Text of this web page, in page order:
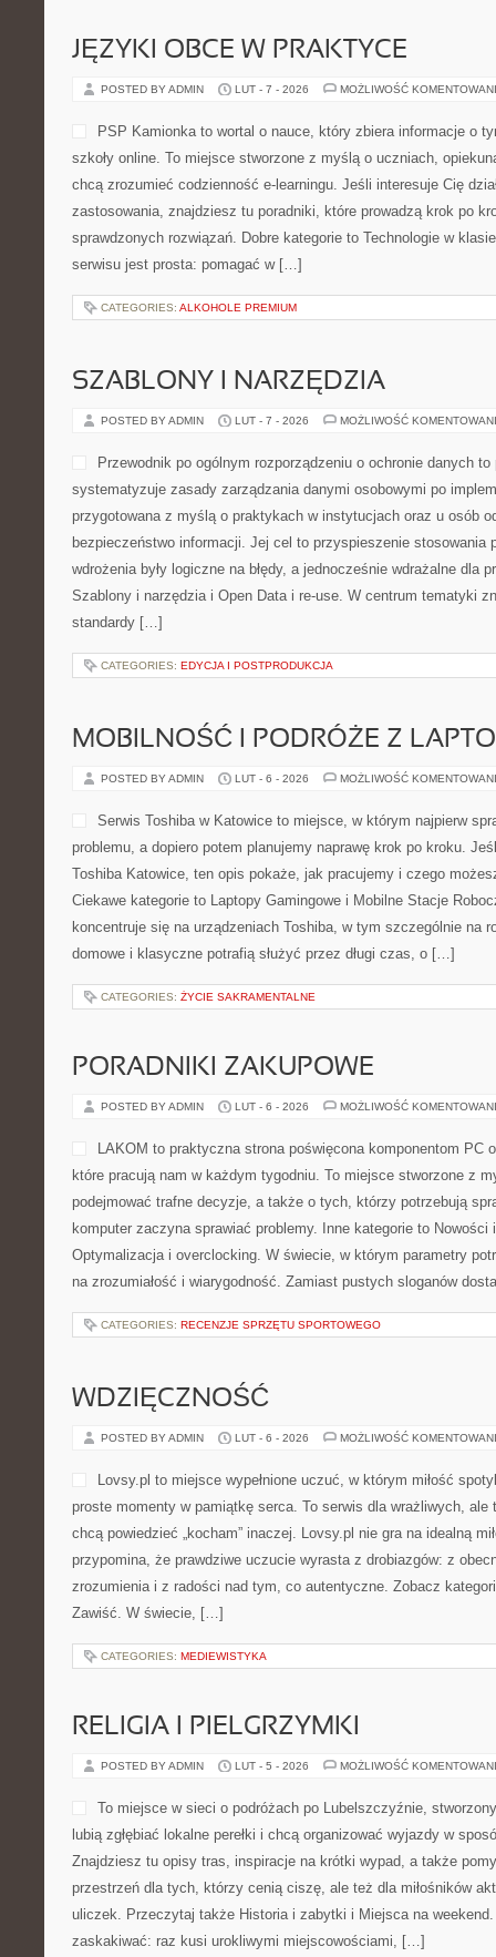
JĘZYKI OBCE W PRAKTYCE
POSTED BY ADMIN LUT - 7 - 2026 MOŻLIWOŚĆ
PSP Kamionka to wortal o nauce, który zbiera informacje o
szkoły online. To miejsce stworzone z myślą o uczniach,
chcą zrozumieć codzienność e-learningu. Jeśli interesuje Cię
zastosowania, znajdziesz tu poradniki, które prowadzą krok po
sprawdzonych rozwiązań. Dobre kategorie to Technologie w
serwisu jest prosta: pomagać w […]
CATEGORIES: ALKOHOLE PREMIUM
SZABLONY I NARZĘDZIA
POSTED BY ADMIN LUT - 7 - 2026 MOŻLIWOŚĆ
Przewodnik po ogólnym rozporządzeniu o ochronie danych
systematyzuje zasady zarządzania danymi osobowymi po
przygotowana z myślą o praktykach w instytucjach oraz u osób
bezpieczeństwo informacji. Jej cel to przyspieszenie stosowania
wdrożenia były logiczne na błędy, a jednocześnie wdrażalne dla
Szablony i narzędzia i Open Data i re-use. W centrum tematyki
standardy […]
CATEGORIES: EDYCJA I POSTPRODUKCJA
MOBILNOŚĆ I PODRÓŻE Z
POSTED BY ADMIN LUT - 6 - 2026 MOŻLIWOŚĆ
Serwis Toshiba w Katowice to miejsce, w którym najpierw
problemu, a dopiero potem planujemy naprawę krok po kroku.
Toshiba Katowice, ten opis pokaże, jak pracujemy i czego
Ciekawe kategorie to Laptopy Gamingowe i Mobilne Stacje
koncentruje się na urządzeniach Toshiba, w tym szczególnie na
domowe i klasyczne potrafią służyć przez długi czas, o […]
CATEGORIES: ŻYCIE SAKRAMENTALNE
PORADNIKI ZAKUPOWE
POSTED BY ADMIN LUT - 6 - 2026 MOŻLIWOŚĆ
LAKOM to praktyczna strona poświęcona komponentom PC
które pracują nam w każdym tygodniu. To miejsce stworzone z
podejmować trafne decyzje, a także o tych, którzy potrzebują
komputer zaczyna sprawiać problemy. Inne kategorie to Nowości
Optymalizacja i overclocking. W świecie, w którym parametry
na zrozumiałość i wiarygodność. Zamiast pustych sloganów
CATEGORIES: RECENZJE SPRZĘTU SPORTOWEGO
WDZIĘCZNOŚĆ
POSTED BY ADMIN LUT - 6 - 2026 MOŻLIWOŚĆ
Lovsy.pl to miejsce wypełnione uczuć, w którym miłość
proste momenty w pamiątkę serca. To serwis dla wrażliwych,
chcą powiedzieć „kocham” inaczej. Lovsy.pl nie gra na idealną
przypomina, że prawdziwe uczucie wyrasta z drobiazgów: z
zrozumienia i z radości nad tym, co autentyczne. Zobacz
Zawiść. W świecie, […]
CATEGORIES: MEDIEWISTYKA
RELIGIA I PIELGRZYMKI
POSTED BY ADMIN LUT - 5 - 2026 MOŻLIWOŚĆ
To miejsce w sieci o podróżach po Lubelszczyźnie,
lubią zgłębiać lokalne perełki i chcą organizować wyjazdy w
Znajdziesz tu opisy tras, inspiracje na krótki wypad, a także
przestrzeń dla tych, którzy cenią ciszę, ale też dla miłośników
uliczek. Przeczytaj także Historia i zabytki i Miejsca na
zaskakiwać: raz kusi urokliwymi miejscowościami, […]